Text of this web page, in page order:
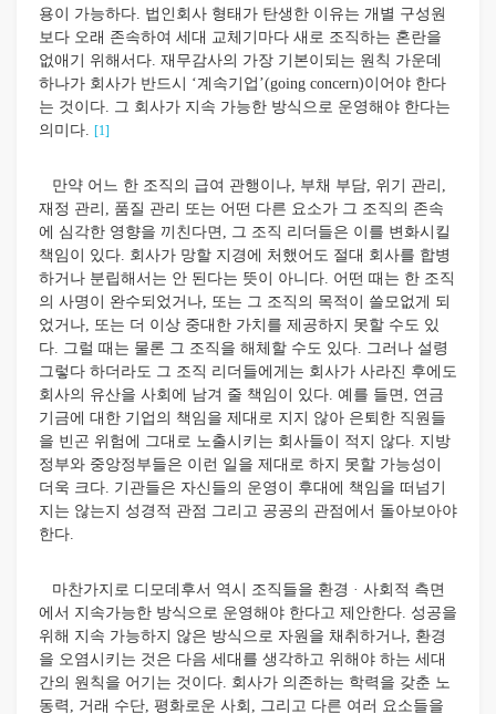
용이 가능하다. 법인회사 형태가 탄생한 이유는 개별 구성원
보다 오래 존속하여 세대 교체기마다 새로 조직하는 혼란을
없애기 위해서다. 재무감사의 가장 기본이되는 원칙 가운데
하나가 회사가 반드시 ‘계속기업’(going concern)이어야 한다
는 것이다. 그 회사가 지속 가능한 방식으로 운영해야 한다는
의미다. [1]
만약 어느 한 조직의 급여 관행이나, 부채 부담, 위기 관리,
재정 관리, 품질 관리 또는 어떤 다른 요소가 그 조직의 존속
에 심각한 영향을 끼친다면, 그 조직 리더들은 이를 변화시킬
책임이 있다. 회사가 망할 지경에 처했어도 절대 회사를 합병
하거나 분립해서는 안 된다는 뜻이 아니다. 어떤 때는 한 조직
의 사명이 완수되었거나, 또는 그 조직의 목적이 쓸모없게 되
었거나, 또는 더 이상 중대한 가치를 제공하지 못할 수도 있
다. 그럴 때는 물론 그 조직을 해체할 수도 있다. 그러나 설령
그렇다 하더라도 그 조직 리더들에게는 회사가 사라진 후에도
회사의 유산을 사회에 남겨 줄 책임이 있다. 예를 들면, 연금
기금에 대한 기업의 책임을 제대로 지지 않아 은퇴한 직원들
을 빈곤 위험에 그대로 노출시키는 회사들이 적지 않다. 지방
정부와 중앙정부들은 이런 일을 제대로 하지 못할 가능성이
더욱 크다. 기관들은 자신들의 운영이 후대에 책임을 떠넘기
지는 않는지 성경적 관점 그리고 공공의 관점에서 돌아보아야
한다.
마찬가지로 디모데후서 역시 조직들을 환경 · 사회적 측면
에서 지속가능한 방식으로 운영해야 한다고 제안한다. 성공을
위해 지속 가능하지 않은 방식으로 자원을 채취하거나, 환경
을 오염시키는 것은 다음 세대를 생각하고 위해야 하는 세대
간의 원칙을 어기는 것이다. 회사가 의존하는 학력을 갖춘 노
동력, 거래 수단, 평화로운 사회, 그리고 다른 여러 요소들을